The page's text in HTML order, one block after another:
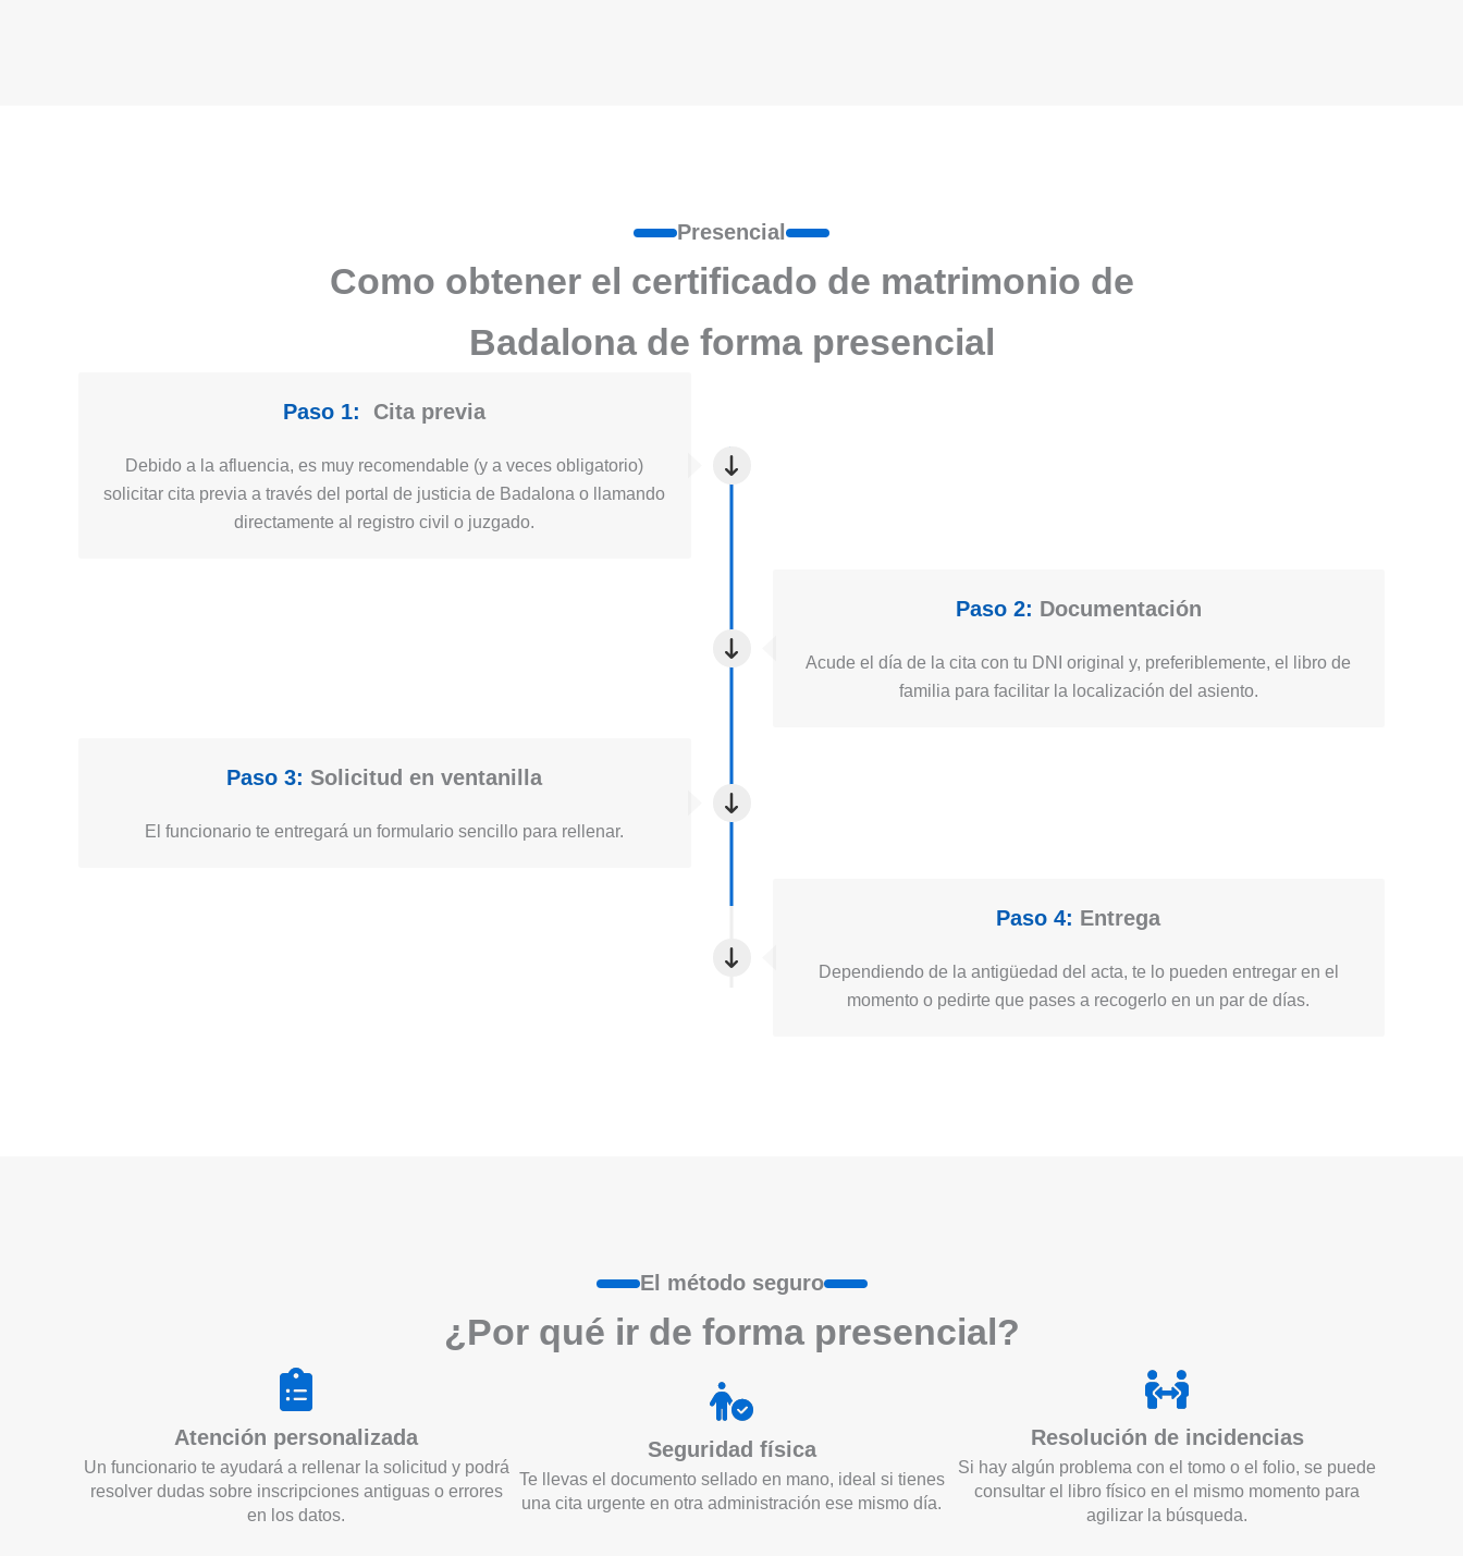
Presencial
Como obtener el certificado de matrimonio de
Badalona de forma presencial
Paso 1: Cita previa
Debido a la afluencia, es muy recomendable (y a veces obligatorio)
solicitar cita previa a través del portal de justicia de Badalona o llamando
directamente al registro civil o juzgado.
Paso 2: Documentación
Acude el día de la cita con tu DNI original y, preferiblemente, el libro de
familia para facilitar la localización del asiento.
Paso 3: Solicitud en ventanilla
El funcionario te entregará un formulario sencillo para rellenar.
Paso 4: Entrega
Dependiendo de la antigüedad del acta, te lo pueden entregar en el
momento o pedirte que pases a recogerlo en un par de días.
El método seguro
¿Por qué ir de formapresencial?
Atención personalizada
Un funcionario te ayudará a rellenar la solicitud y podrá
resolver dudas sobre inscripciones antiguas o errores
en los datos.
Seguridad física
Te llevas el documento sellado en mano, ideal si tienes
una cita urgente en otra administración ese mismo día.
Resolución de incidencias
Si hay algún problema con el tomo o el folio, se puede
consultar el libro físico en el mismo momento para
agilizar la búsqueda.